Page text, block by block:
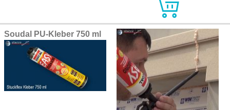
Soudal PU-Kleber 750 ml